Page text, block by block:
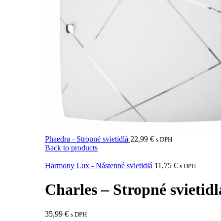
Phaedra - Stropné svietidlá 22,99 € s DPH
Back to products
Harmony Lux - Nástenné svietidlá 11,75 € s DPH
Charles – Stropné
35,99 € s DPH